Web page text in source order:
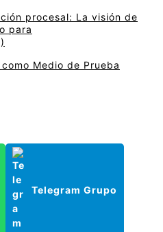
procesal: La visión de
para
Medio de Prueba
Telegram Grupo